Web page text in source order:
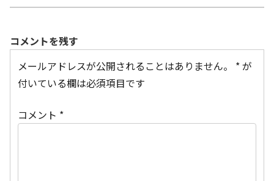
コメントを残す
メールアドレスが公開されることはありません。
*が
付いている欄は必須項目です
コメント *